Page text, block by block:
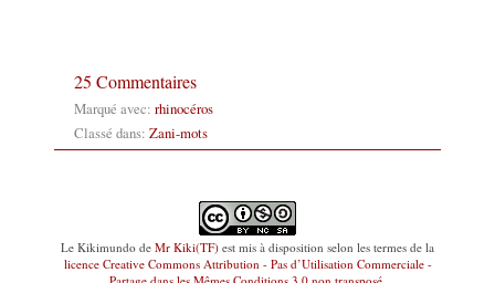
25 Commentaires
Marqué avec: rhinocéros
Classé dans: Zani-mots
Le Kikimundo de Mr Kiki(TF) est mis à disposition selon les termes de la
licence Creative Commons Attribution - Pas d’Utilisation Commerciale -